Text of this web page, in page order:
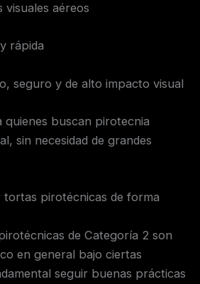
visuales aéreos
rápida
seguro y de alto impacto visual
quienes buscan pirotecnia
sin necesidad de grandes
pirotécnicas de forma
de Categoría 2 son
en general bajo ciertas
seguir buenas prácticas